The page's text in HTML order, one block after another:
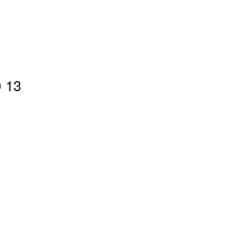
13